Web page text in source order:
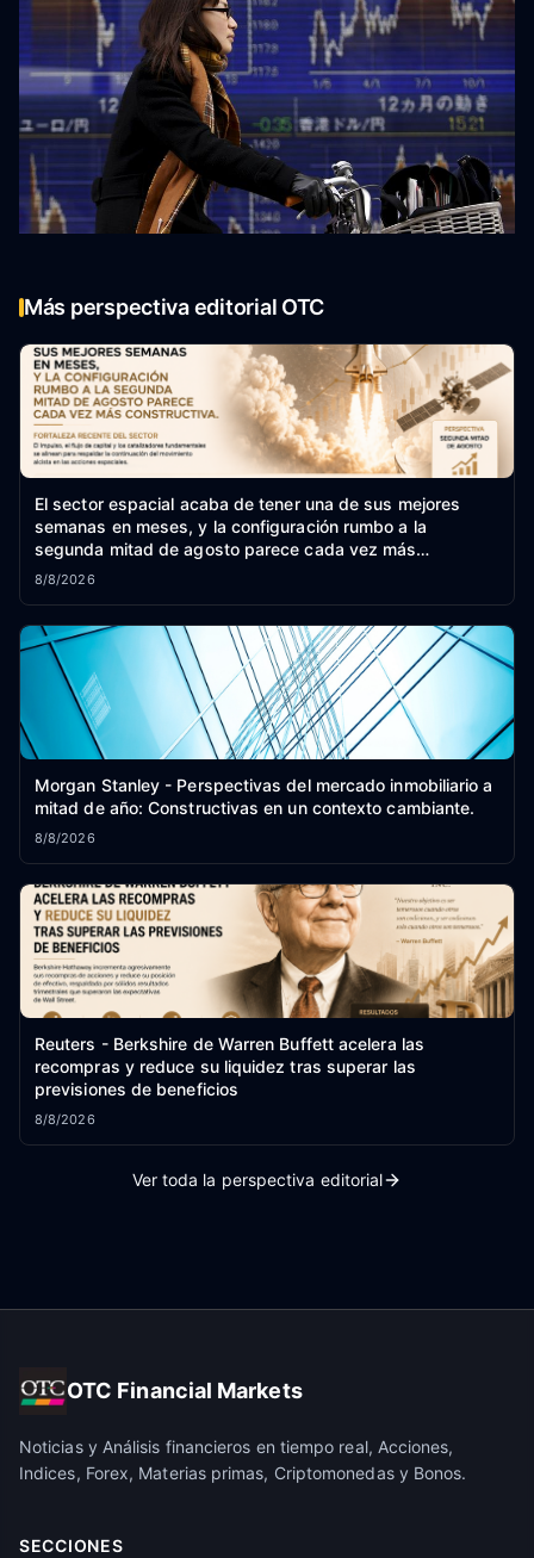
Más perspectiva editorial OTC
El sector espacial acaba de tener una de sus mejores
semanas en meses, y la configuración rumbo a la
segunda mitad de agosto parece cada vez más
constructiva.
8/8/2026
Morgan Stanley - Perspectivas del mercado inmobiliario a
mitad de año: Constructivas en un contexto cambiante.
8/8/2026
Reuters - Berkshire de Warren Buffett acelera las
recompras y reduce su liquidez tras superar las
previsiones de beneficios
8/8/2026
Ver toda la perspectiva editorial
OTC Financial Markets
Noticias y Análisis financieros en tiempo real, Acciones,
Indices, Forex, Materias primas, Criptomonedas y Bonos.
SECCIONES